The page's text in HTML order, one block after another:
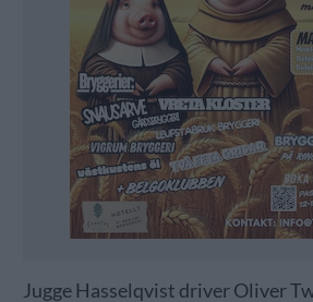
Jugge Hasselqvist driver Oliver